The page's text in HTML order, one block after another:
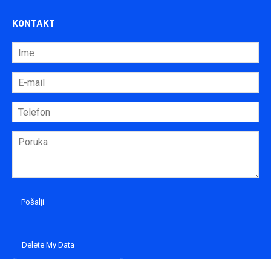
KONTAKT
Delete My Data